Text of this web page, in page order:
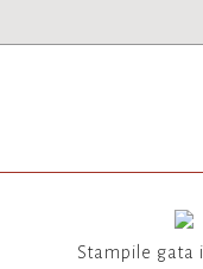
Stampile gata